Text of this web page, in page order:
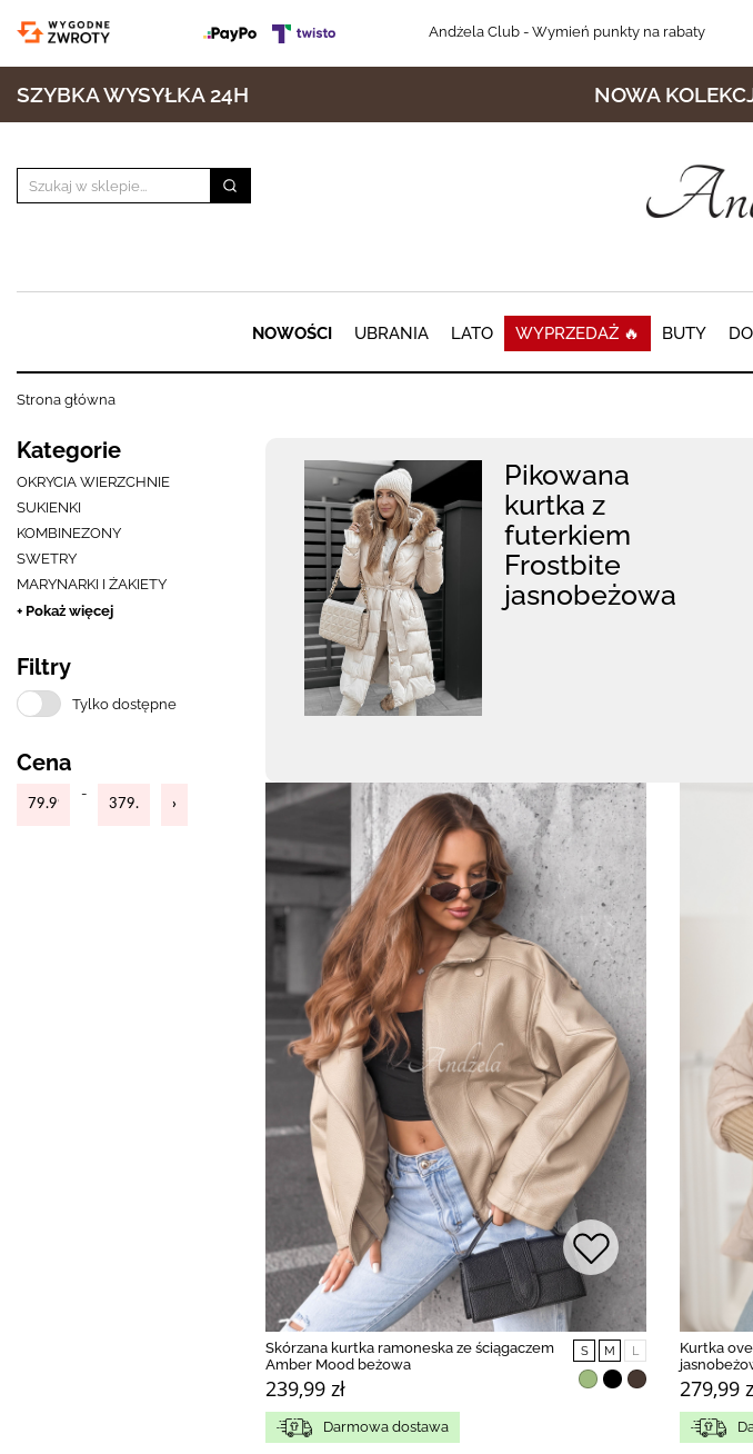
Andżela Club- Wymień punkty na rabaty
SZYBKA WYSYŁKA 24H NOWA
NOWOŚCI UBRANIA LATO WYPRZEDAŻ 🔥 BUTY
Strona główna
Kategorie
OKRYCIA WIERZCHNIE
SUKIENKI
KOMBINEZONY
SWETRY
MARYNARKI I ŻAKIETY
+ Pokaż więcej
Filtry
Tylko dostępne
Cena
-
Pikowana
kurtka z
futerkiem
Frostbite
jasnobeżowa
Skórzana kurtka ramoneska ze ściągaczem
Amber Mood beżowa
239,99 zł
S M L
Darmowa dostawa
Kurtka
279,99